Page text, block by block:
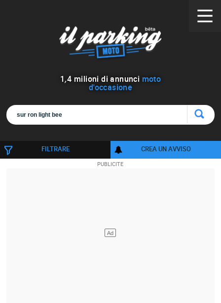
1,4 milioni di annunci moto
d'occasione
FILTRARE CREA UN AVVISO